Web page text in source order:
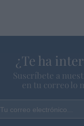
¿Te ha
Suscríbete a
en tu correo lo
Tu correo electrónico...